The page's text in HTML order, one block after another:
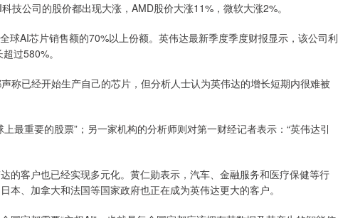
技公司的股价都出现大涨，AMD股价大涨11%，微软大涨2%。
球AI芯片销售额的70%以上份额。英伟达最新季度季度财报显示，该公司利
过580%。
称已经开始生产自己的芯片，但分析人士认为英伟达的增长短期内很难被
最重要的股票”；另一家机构的分析师则对第一财经记者表示：“英伟达引
的客户也已经实现多元化。黄仁勋表示，汽车、金融服务和医疗保健等行
、加拿大和法国等国家政府也正在成为英伟达更大的客户。